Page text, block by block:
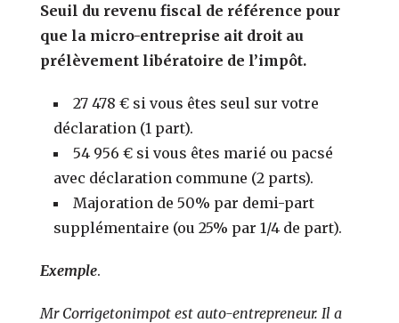
Seuil du revenu fiscal de référence pour
que la micro-entreprise ait droit au
prélèvement libératoire de l’impôt.
27 478 € si vous êtes seul sur votre
déclaration (1 part).
54 956 € si vous êtes marié ou pacsé
avec déclaration commune (2 parts).
Majoration de 50% par demi-part
supplémentaire (ou 25% par 1/4 de part).
Exemple.
Mr Corrigetonimpot est auto-entrepreneur. Il a